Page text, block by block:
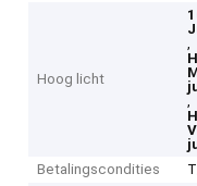
Hoog licht
,
,
Betalingscondities